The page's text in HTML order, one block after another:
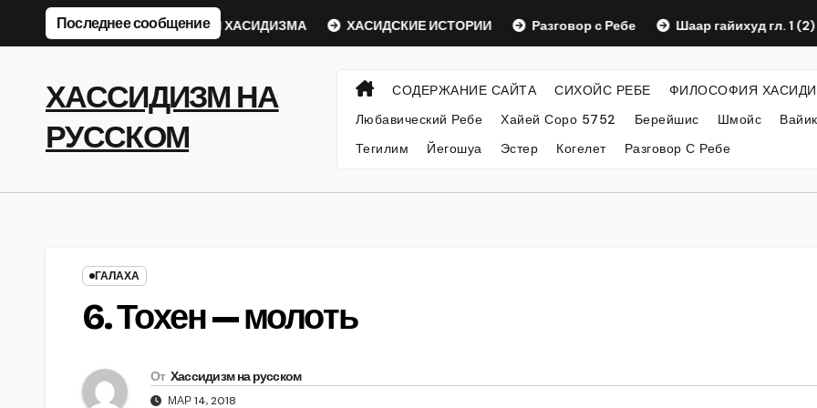
Перейти
Последнее сообщение
ФИЛОСОФИЯ ХАСИДИЗМА ХАСИДСКИЕ ИСТОРИИ Разговор с Ребе Шаар гайихуд гл. 1 (2)
ХАССИДИЗМ НА
РУССКОМ
СОДЕРЖАНИЕ САЙТА СИХОЙС РЕБЕ ФИЛОСОФИЯ
Любавический Ребе
Хайей Соро 5752 Берейшис Шмойс
Тегилим
Йегошуа Эстер Когелет Разговор С Ребе
ГАЛАХА
6. Тохен — молоть
От Хассидизм на русском
МАР 14, 2018